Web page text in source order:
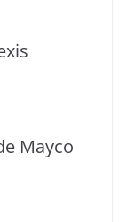
Mayco